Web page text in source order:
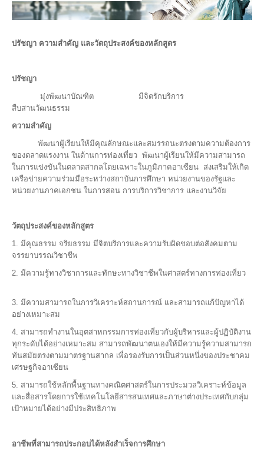
ปรัชญา ความสำคัญ และวัตถุประสงค์ของหลักสูตร
ปรัชญา
มุ่งพัฒนาบัณฑิต มีจิตรักบริการ
สืบสานวัฒนธรรม
ความสำคัญ
พัฒนาผู้เรียนให้มีคุณลักษณะและสมรรถนะตรงตามความต้องการ
ของตลาดแรงงาน ในด้านการท่องเที่ยว พัฒนาผู้เรียนให้มีความสามารถ
ในการแข่งขันในตลาดสากลโดยเฉพาะในภูมิภาคอาเซียน ส่งเสริมให้เกิด
เครือข่ายความร่วมมือระหว่างสถาบันการศึกษา หน่วยงานของรัฐและ
หน่วยงานภาคเอกชน ในการสอน การบริการวิชาการ และงานวิจัย
วัตถุประสงค์ของหลักสูตร
1. มีคุณธรรม จริยธรรม มีจิตบริการและความรับผิดชอบต่อสังคมตาม
จรรยาบรรณวิชาชีพ
2. มีความรู้ทางวิชาการและทักษะทางวิชาชีพในศาสตร์ทางการท่องเที่ยว
3. มีความสามารถในการวิเคราะห์สถานการณ์ และสามารถแก้ปัญหาได้
อย่างเหมาะสม
4. สามารถทำงานในอุตสาหกรรมการท่องเที่ยวกับผู้บริหารและผู้ปฏิบัติงาน
ทุกระดับได้อย่างเหมาะสม สามารถพัฒนาตนเองให้มีความรู้ความสามารถ
ทันสมัยตรงตามมาตรฐานสากล เพื่อรองรับการเป็นส่วนหนึ่งของประชาคม
เศรษฐกิจอาเซียน
5. สามารถใช้หลักพื้นฐานทางคณิตศาสตร์ในการประมวลวิเคราะห์ข้อมูล
และสื่อสารโดยการใช้เทคโนโลยีสารสนเทศและภาษาต่างประเทศกับกลุ่ม
เป้าหมายได้อย่างมีประสิทธิภาพ
อาชีพที่สามารถประกอบได้หลังสำเร็จการศึกษา